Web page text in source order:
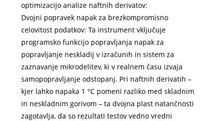
optimizacijo analize naftnih derivatov:
Dvojni popravek napak za brezkompromisno
celovitost podatkov: Ta instrument vključuje
programsko funkcijo popravljanja napak za
popravljanje neskladij v izračunih in sistem za
zaznavanje mikrodelitev, ki v realnem času izvaja
samopopravljanje odstopanj. Pri naftnih derivatih –
kjer lahko napaka 1 °C pomeni razliko med skladnim
in neskladnim gorivom – ta dvojna plast natančnosti
zagotavlja, da so rezultati testov vedno vredni